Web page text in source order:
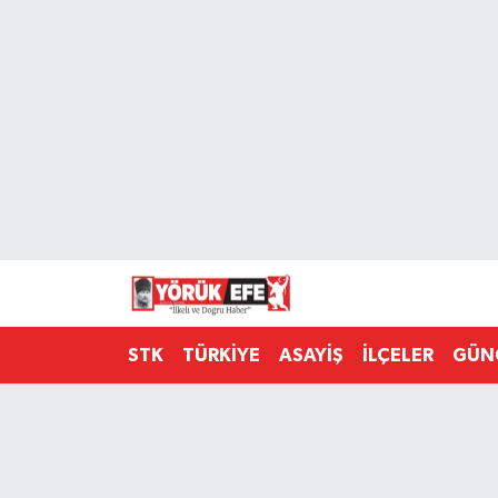
STK TÜRKİYE ASAYİŞ İLÇELER
Süper Lig Puan Durumu ve Fikstür
Tüm Manşetler